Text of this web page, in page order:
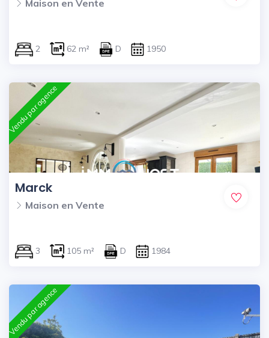
Maison en Vente
2 62 m² D 1950
Vendu par agence
Marck
Maison en Vente
3 105 m² D 1984
Vendu par agence